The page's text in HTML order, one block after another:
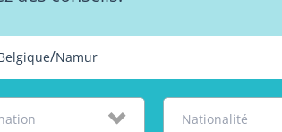
/Namur
Nationalité